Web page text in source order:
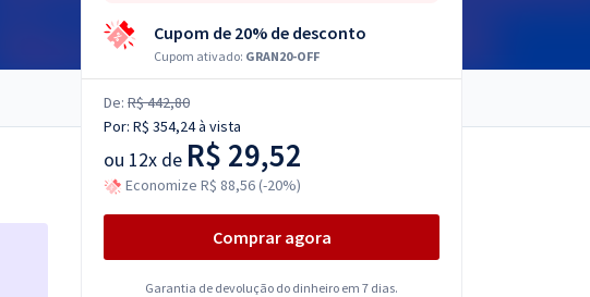
Cupom de 20% de desconto
Cupom ativado: GRAN20-OFF
De: R$ 442,80
Por: R$ 354,24à vista
ou 12x de R$ 29,52
Economize R$ 88,56 (-20%)
Comprar agora
Garantia de devolução do dinheiro em 7 dias.